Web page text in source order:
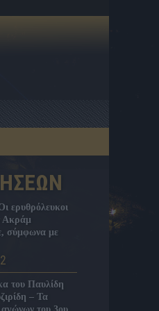
ερυθρόλευκοι
Ακράμ
σύμφωνα με
του Παυλίδη
– Τα